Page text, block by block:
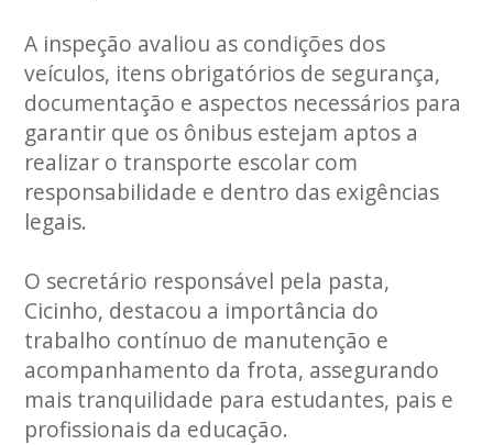
A inspeção avaliou as condições dos
veículos, itens obrigatórios de segurança,
documentação e aspectos necessários para
garantir que os ônibus estejam aptos a
realizar o transporte escolar com
responsabilidade e dentro das exigências
legais.
O secretário responsável pela pasta,
Cicinho, destacou a importância do
trabalho contínuo de manutenção e
acompanhamento da frota, assegurando
mais tranquilidade para estudantes, pais e
profissionais da educação.